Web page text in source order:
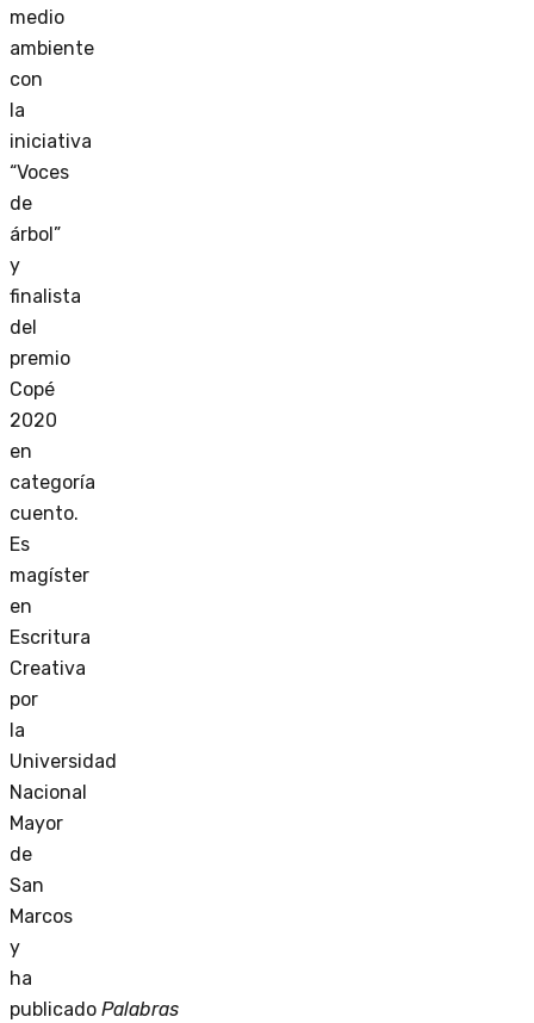
medio
ambiente
con
la
iniciativa
“Voces
de
árbol”
y
finalista
del
premio
Copé
2020
en
categoría
cuento.
Es
magíster
en
Escritura
Creativa
por
la
Universidad
Nacional
Mayor
de
San
Marcos
y
ha
publicado Palabras